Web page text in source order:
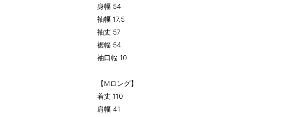
身幅 54
袖幅 17.5
袖丈 57
裾幅 54
袖口幅 10
【Mロング】
着丈 110
肩幅 41